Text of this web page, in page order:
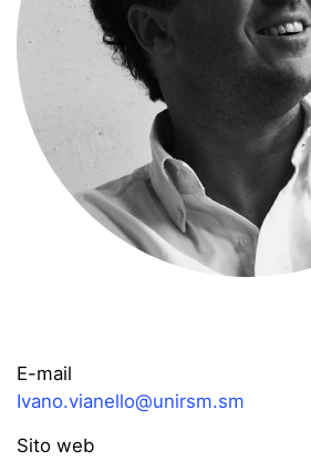
E-mail
Ivano.vianello@unirsm.sm
Sito web